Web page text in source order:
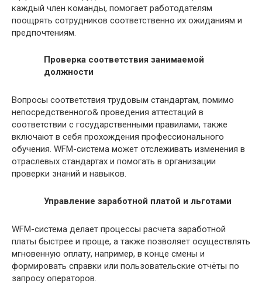
каждый член команды, помогает работодателям
поощрять сотрудников соответственно их ожиданиям и
предпочтениям.
Проверка соответствия занимаемой
должности
Вопросы соответствия трудовым стандартам, помимо
непосредственного& проведения аттестаций в
соответствии с государственными правилами, также
включают в себя прохождения профессионального
обучения. WFM-система может отслеживать изменения в
отраслевых стандартах и помогать в организации
проверки знаний и навыков.
Управление заработной платой и льготами
WFM-система делает процессы расчета заработной
платы быстрее и проще, а также позволяет осуществлять
мгновенную оплату, например, в конце смены и
формировать справки или пользовательские отчёты по
запросу операторов.